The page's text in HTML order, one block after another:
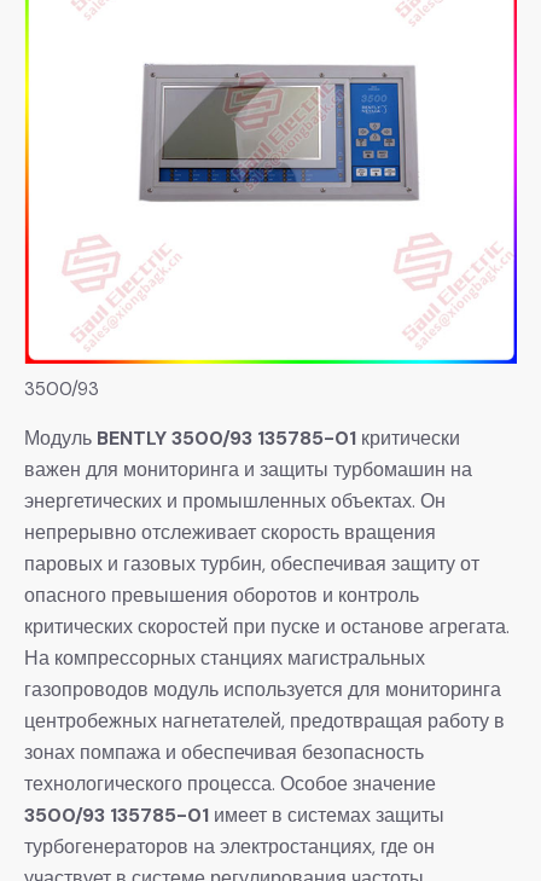
3500/93
Модуль BENTLY 3500/93 135785-01 критически
важен для мониторинга и защиты турбомашин на
энергетических и промышленных объектах. Он
непрерывно отслеживает скорость вращения
паровых и газовых турбин, обеспечивая защиту от
опасного превышения оборотов и контроль
критических скоростей при пуске и останове агрегата.
На компрессорных станциях магистральных
газопроводов модуль используется для мониторинга
центробежных нагнетателей, предотвращая работу в
зонах помпажа и обеспечивая безопасность
технологического процесса. Особое значение
3500/93 135785-01 имеет в системах защиты
турбогенераторов на электростанциях, где он